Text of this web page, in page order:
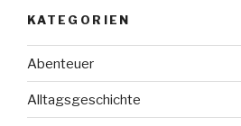
KATEGORIEN
Abenteuer
Alltagsgeschichte